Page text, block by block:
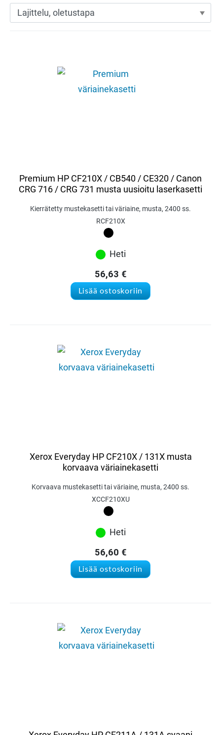
Premium HP CF210X / CB540 / CE320 / Canon
CRG 716 / CRG 731 musta uusioitu laserkasetti
Kierrätetty mustekasetti tai väriaine, musta, 2400 ss.
RCF210X
Heti
56,63 €
Lisää ostoskoriin
Xerox Everyday HP CF210X / 131X musta
korvaava väriainekasetti
Korvaava mustekasetti tai väriaine, musta, 2400 ss.
XCCF210XU
Heti
56,60 €
Lisää ostoskoriin